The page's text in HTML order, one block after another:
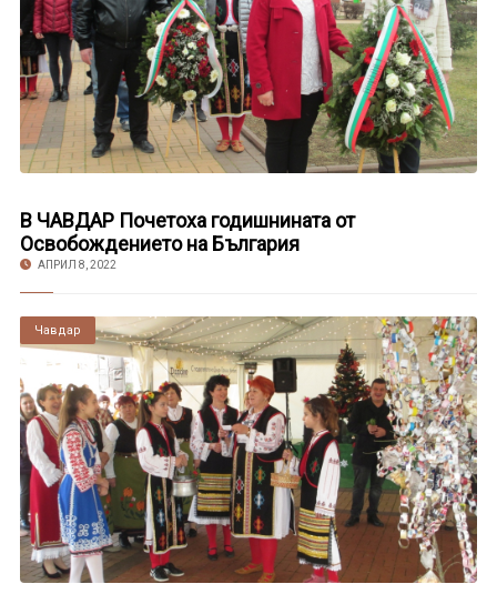
В ЧАВДАР Почетоха годишнината от
Освобождението на България
АПРИЛ 8, 2022
Чавдар